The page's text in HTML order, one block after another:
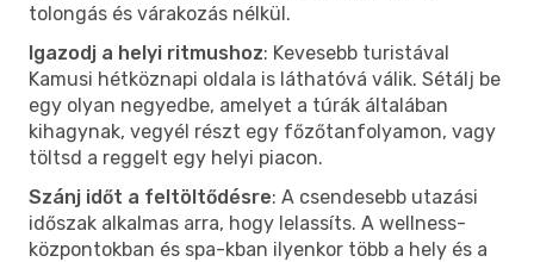
tolongás és várakozás nélkül.
Igazodj a helyi ritmushoz: Kevesebb turistával
Kamusi hétköznapi oldala is láthatóvá válik. Sétálj be
egy olyan negyedbe, amelyet a túrák általában
kihagynak, vegyél részt egy főzőtanfolyamon, vagy
töltsd a reggelt egy helyi piacon.
Szánj időt a feltöltődésre: A csendesebb utazási
időszak alkalmas arra, hogy lelassíts. A wellness-
központokban és spa-kban ilyenkor több a hely és a